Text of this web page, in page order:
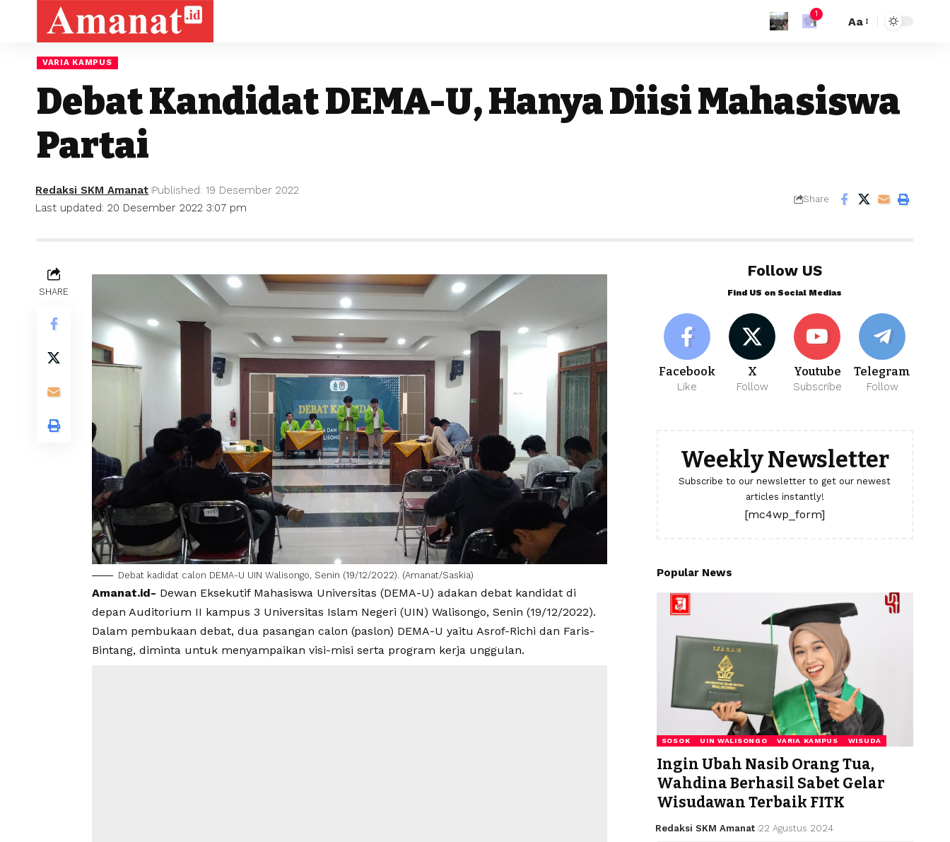
1
Aa
VARIA KAMPUS
Debat Kandidat DEMA-U, Hanya Diisi Mahasiswa
Partai
Last updated: 20 Desember 2022 3:07 pm
Redaksi SKM Amanat Published: 19 Desember 2022
Share
SHARE
Debat kadidat calon DEMA-U UIN Walisongo, Senin (19/12/2022). (Amanat/Saskia)
Amanat.id- Dewan Eksekutif Mahasiswa Universitas (DEMA-U) adakan debat kandidat di
depan Auditorium II kampus 3 Universitas Islam Negeri (UIN) Walisongo, Senin (19/12/2022).
Dalam pembukaan debat, dua pasangan calon (paslon) DEMA-U yaitu Asrof-Richi dan Faris-
Bintang, diminta untuk menyampaikan visi-misi serta program kerja unggulan.
Follow US
Find US on Social Medias
Facebook
Like
X
Follow
Youtube
Subscribe
Telegram
Follow
Weekly Newsletter
Subscribe to our newsletter to get our newest
articles instantly!
[mc4wp_form]
Popular News
SOSOK UIN WALISONGO VARIA KAMPUS WISUDA
Ingin Ubah Nasib Orang Tua,
Wahdina Berhasil Sabet Gelar
Wisudawan Terbaik FITK
Redaksi SKM Amanat 22 Agustus 2024